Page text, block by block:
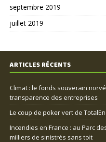
septembre 2019
juillet 2019
ARTICLES RÉCENTS
Climat : le fonds souverain
transparence des entreprises
Le coup de poker vert de
Incendies en France : au Parc
milliers de sinistrés sans toit